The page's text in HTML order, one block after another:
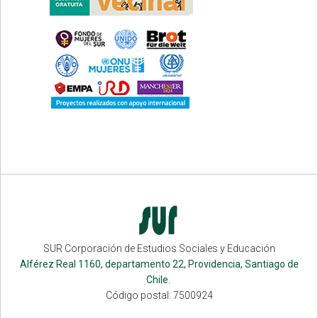
SUR Corporación de Estudios Sociales y Educación
Alférez Real 1160, departamento 22, Providencia, Santiago de
Chile.
Código postal: 7500924